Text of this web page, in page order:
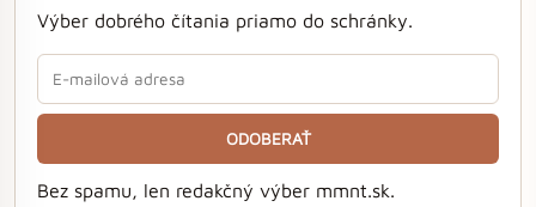
Výber dobrého čítania priamo do schránky.
ODOBERAŤ
Bez spamu, len redakčný výber mmnt.sk.